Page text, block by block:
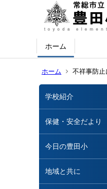
ホーム
ホーム 不祥事防止
学校紹介
保健・安全だより
今日の豊田小
地域と共に